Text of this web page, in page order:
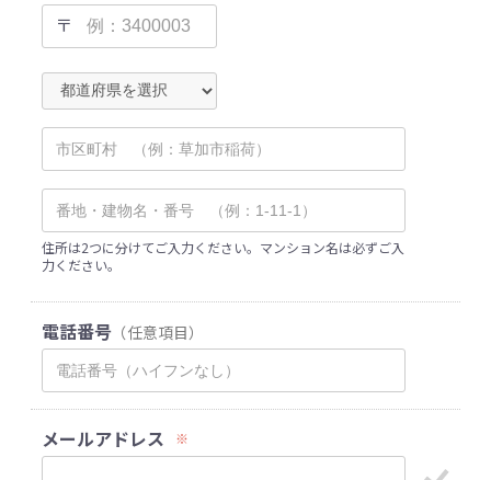
〒
住所は2つに分けてご入力ください。マンション名は必ずご入
力ください。
電話番号 （任意項目）
メールアドレス ※